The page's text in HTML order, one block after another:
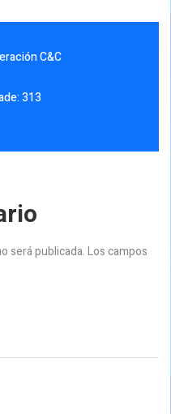
C&C
313
será publicada.Los campos